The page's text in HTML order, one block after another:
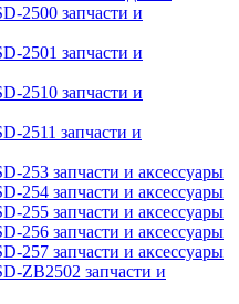
2500 запчасти и
2501 запчасти и
2510 запчасти и
2511 запчасти и
253 запчасти и аксессуары
254 запчасти и аксессуары
255 запчасти и аксессуары
256 запчасти и аксессуары
257 запчасти и аксессуары
ZB2502 запчасти и